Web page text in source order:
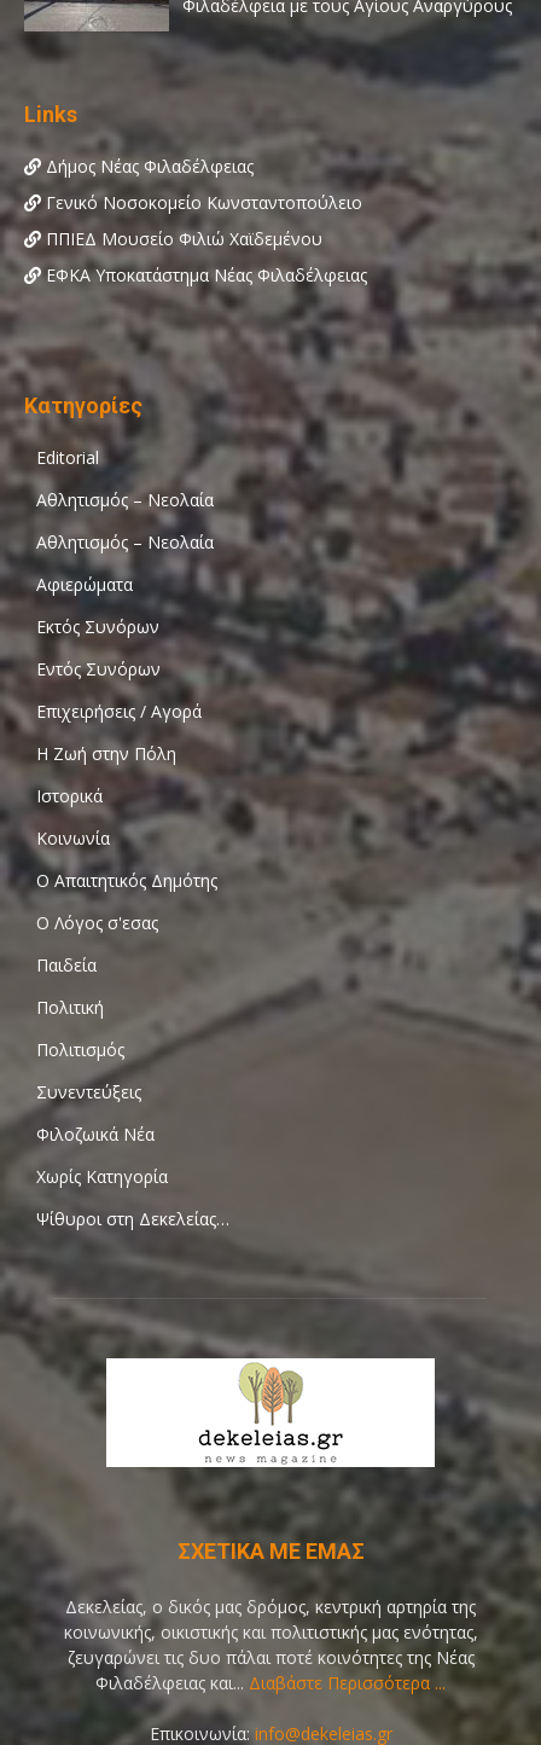
Links
Δήμος Νέας Φιλαδέλφειας
Γενικό Νοσοκομείο Κωνσταντοπούλειο
ΠΠΙΕΔ Μουσείο Φιλιώ Χαϊδεμένου
ΕΦΚΑ Υποκατάστημα Νέας Φιλαδέλφειας
Κατηγορίες
Editorial
Αθλητισμός – Νεολαία
Αθλητισμός – Νεολαία
Αφιερώματα
Εκτός Συνόρων
Εντός Συνόρων
Επιχειρήσεις / Αγορά
Η Ζωή στην Πόλη
Ιστορικά
Κοινωνία
Ο Απαιτητικός Δημότης
Ο Λόγος σ'εσας
Παιδεία
Πολιτική
Πολιτισμός
Συνεντεύξεις
Φιλοζωικά Νέα
Χωρίς Κατηγορία
Ψίθυροι στη Δεκελείας…
ΣΧΕΤΙΚΑ ΜΕ ΕΜΑΣ
Δεκελείας, ο δικός μας δρόμος, κεντρική αρτηρία της
κοινωνικής, οικιστικής και πολιτιστικής μας ενότητας,
ζευγαρώνει τις δυο πάλαι ποτέ κοινότητες της Νέας
Φιλαδέλφειας και... Διαβάστε Περισσότερα ...
Επικοινωνία: info@dekeleias.gr